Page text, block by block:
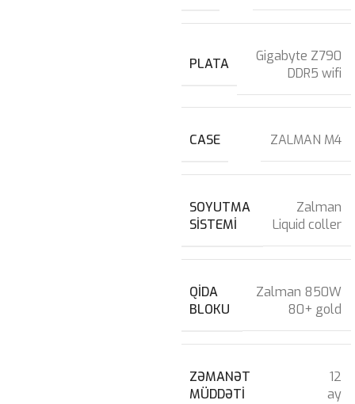
PLATA
Gigabyte Z790
DDR5 wifi
CASE ZALMAN M4
SOYUTMA
SISTEMI
Zalman
Liquid coller
QIDA
BLOKU
Zalman 850W
80+ gold
ZƏMANƏT
MÜDDƏTI
12
ay